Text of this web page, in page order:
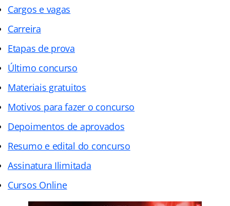
Cargos e vagas
Carreira
Etapas de prova
Último concurso
Materiais gratuitos
Motivos para fazer o concurso
Depoimentos de aprovados
Resumo e edital do concurso
Assinatura Ilimitada
Cursos Online